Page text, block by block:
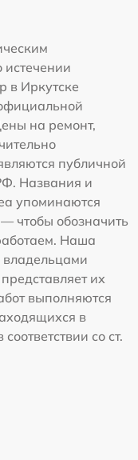
в Иркутске
на ремонт,
публичной
Названия и
упоминаются
чтобы обозначить
Наша
их
выполняются
в
со ст.